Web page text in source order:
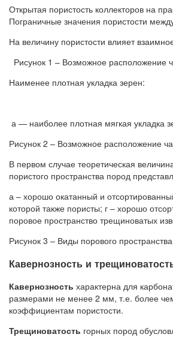
Открытая пористость коллекторов на
Пограничные значения пористости
На величину пористости влияет
Рисунок 1 – Возможное расположение
Наименее плотная укладка зерен:
а
а — наиболее плотная мягкая укладка
Рисунок 2 – Возможное расположение
В первом случае теоретическая
пористого пространства пород
а – хорошо окатанный и
которой также пористы; г – хорошо
поровое пространство трещиноватых
Рисунок 3 – Виды порового
Кавернозность и
Кавернозность характерна для
размерами не менее 2 мм, т.е. более
коэффициентам пористости.
Трещиноватость горных пород